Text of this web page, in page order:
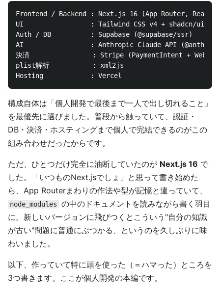
Frontend / Backend : Next.js 16 (App Router, React
UI                 : Tailwind CSS v4 + shadcn/ui +
Auth / DB          : Supabase (@supabase/ssr)
AI                 : Anthropic Claude API
決済                : Stripe (PaymentIntent +
plist解析           : xml2js
構成自体は「個人開発で最後まで一人で出し切れること」
を最優先に選びました。普段から触っていて、認証・
DB・決済・ホスティングまで個人で完結できるのがこの
組み合わせだったからです。
ただ、ひとつだけ完全に油断していたのが Next.js 16 で
した。「いつものNext.jsでしょ」と思って書き始めた
ら、App Routerまわりの作法や型が記憶と違っていて、
node_modules
の中のドキュメントを読みながら書く羽目
に。新しいバージョンに飛びつくとこういう"自分の知識
が古い"問題に普通にぶつかる、というのを久しぶりに味
わいました。
以下、作っていて特に頭を使った（＝ハマった）ところを
3つ書きます。ここが個人開発の本編です。